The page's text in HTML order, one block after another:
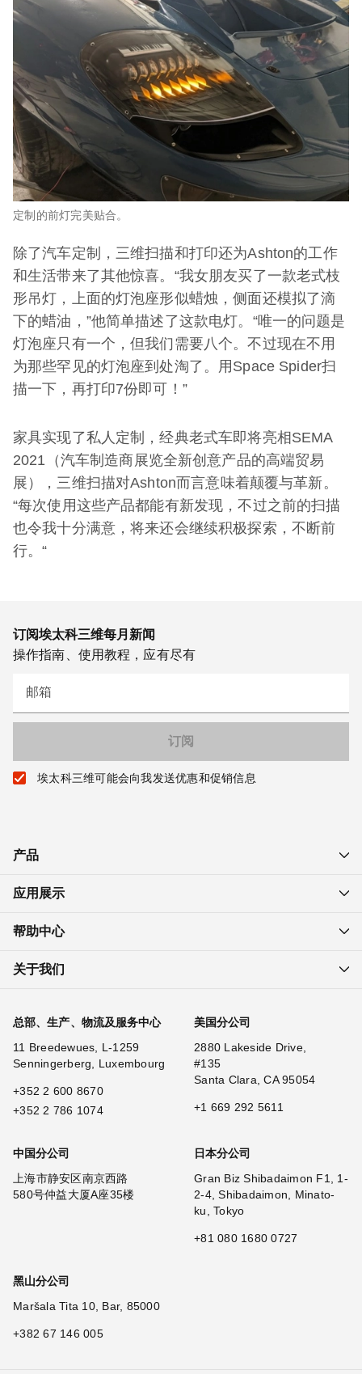
定制的前灯完美贴合。
除了汽车定制，三维扫描和打印还为Ashton的工作
和生活带来了其他惊喜。“我女朋友买了一款老式枝
形吊灯，上面的灯泡座形似蜡烛，侧面还模拟了滴
下的蜡油，”他简单描述了这款电灯。“唯一的问题是
灯泡座只有一个，但我们需要八个。不过现在不用
为那些罕见的灯泡座到处淘了。用Space Spider扫
描一下，再打印7份即可！”
家具实现了私人定制，经典老式车即将亮相SEMA
2021（汽车制造商展览全新创意产品的高端贸易
展），三维扫描对Ashton而言意味着颠覆与革新。
“每次使用这些产品都能有新发现，不过之前的扫描
也令我十分满意，将来还会继续积极探索，不断前
行。“
订阅埃太科三维每月新闻
操作指南、使用教程，应有尽有
邮箱
埃太科三维可能会向我发送优惠和促销信息
产品
应用展示
帮助中心
关于我们
总部、生产、物流及服务中心
11 Breedewues, L-1259
Senningerberg, Luxembourg
+352 2 600 8670
+352 2 786 1074
美国分公司
2880 Lakeside Drive,
#135
Santa Clara, CA 95054
+1 669 292 5611
中国分公司
上海市静安区南京西路
580号仲益大厦A座35楼
日本分公司
Gran Biz Shibadaimon F1, 1-
2-4, Shibadaimon, Minato-
ku, Tokyo
+81 080 1680 0727
黑山分公司
Maršala Tita 10, Bar, 85000
+382 67 146 005